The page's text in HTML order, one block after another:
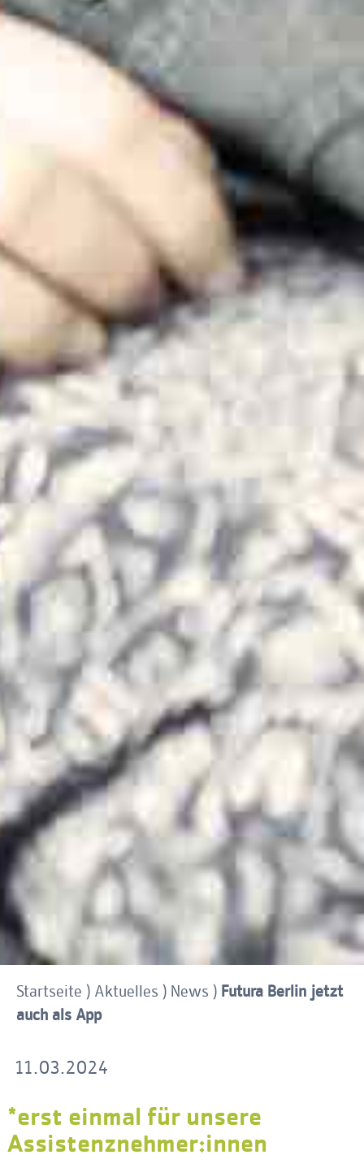
Startseite ) Aktuelles ) News ) Futura Berlin jetzt
auch als App
11.03.2024
*erst einmal für unsere
Assistenznehmer:innen